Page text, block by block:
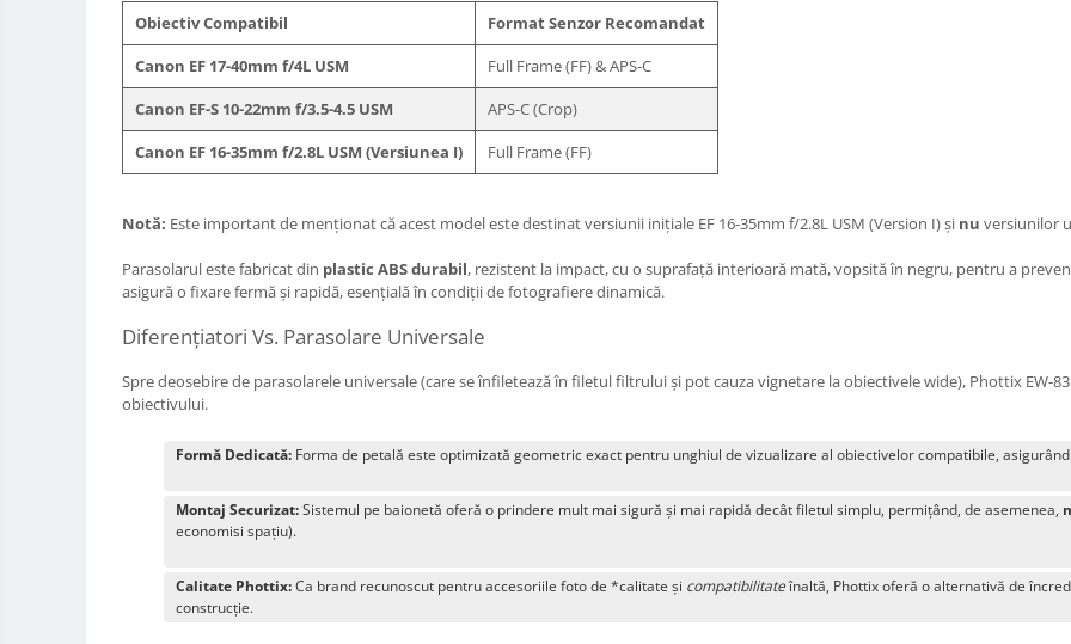
Carduri memorie
Cititoare carduri
Huse protectie card memorie
Recordere audio digitale
Acumulatori si baterii
Acumulatori Foto
Acumulatori AA/AAA (R6/R3)) si
Alimentatoare 220V
Obiectiv Compatibil
Format Senzor Recomandat
Canon EF 17-40mm f/4L USM
Full Frame (FF) & APS-C
Canon EF-S 10-22mm f/3.5-4.5 USM
APS-C (Crop)
Canon EF 16-35mm f/2.8L USM (Versiunea I)
Full Frame (FF)
Notă: Este important de menționat că acest model este destinat versiunii inițiale EF 16-35mm f/2.8L USM (Version I) și nu versiunilor
Parasolarul este fabricat din plastic ABS durabil, rezistent la impact, cu o suprafață interioară mată, vopsită în negru, pentru a
asigură o fixare fermă și rapidă, esențială în condiții de fotografiere dinamică.
Diferențiatori Vs. Parasolare Universale
Spre deosebire de parasolarele universale (care se înfiletează în filetul filtrului și pot cauza vignetare la obiectivele wide), Phottix EW-
obiectivului.
Formă Dedicată: Forma de petală este optimizată geometric exact pentru unghiul de vizualizare al obiectivelor compatibile,
Montaj Securizat:Sistemul pe baionetă oferă o prindere mult mai sigură și mai rapidă decât filetul simplu, permițând, de asemenea,
economisi spațiu).
Calitate Phottix:Ca brand recunoscut pentru accesoriile foto de *calitate și compatibilitateînaltă, Phottix oferă o alternativă de
construcție.